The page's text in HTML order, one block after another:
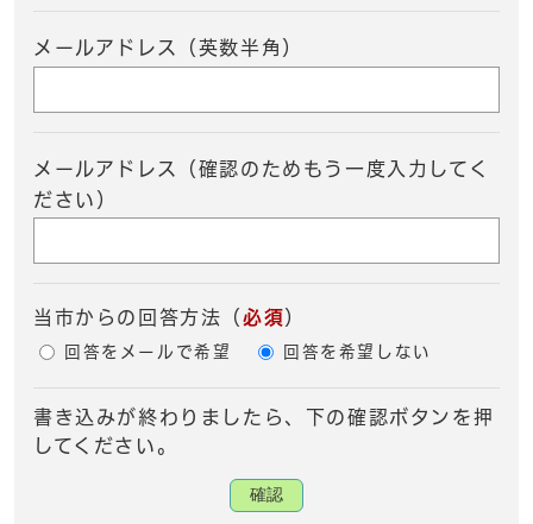
メールアドレス（英数半角）
メールアドレス（確認のためもう一度入力してく
ださい）
当市からの回答方法 （ 必須）
回答をメールで希望 回答を希望しない
書き込みが終わりましたら、下の確認ボタンを押
してください。
確認